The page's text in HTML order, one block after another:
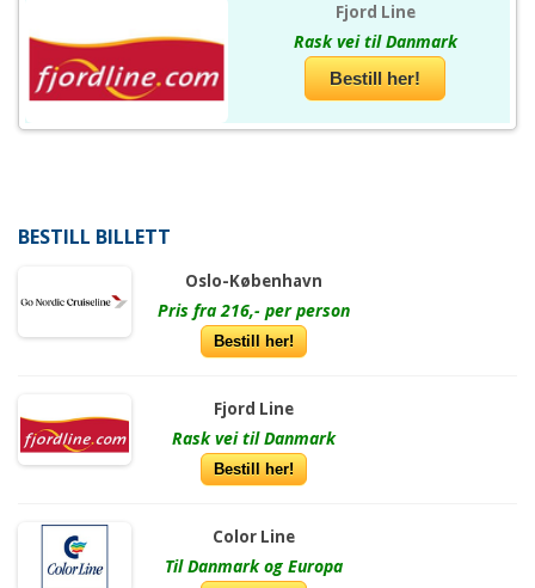
Fjord Line
Rask vei til Danmark
Bestill her!
BESTILL BILLETT
Oslo-København
Pris fra 216,- per person
Bestill her!
Fjord Line
Rask vei til Danmark
Bestill her!
Color Line
Til Danmark og Europa